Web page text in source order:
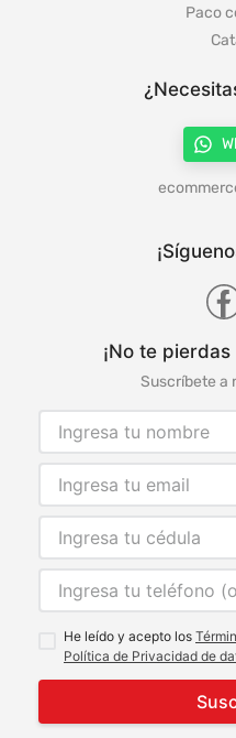
Paco
¡No te
Suscríbete a
He leído y acepto los
Política de Privacidad de